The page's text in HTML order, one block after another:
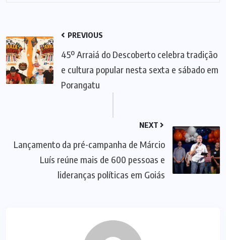
PREVIOUS
45º Arraiá do Descoberto celebra tradição
e cultura popular nesta sexta e sábado em
Porangatu
NEXT
Lançamento da pré-campanha de Márcio
Luís reúne mais de 600 pessoas e
lideranças políticas em Goiás